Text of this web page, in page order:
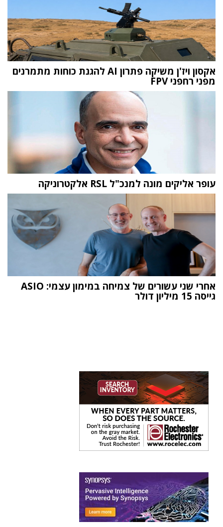
אקסון ויז'ן משיקה פתרון AI להגנת כוחות מתמרנים
מפני רחפני FPV
עופר אליקים מונה למנכ"ל RSL אלקטרוניקה
אחרי שני עשורים של צמיחה במימון עצמי: ASIO
גייסה 15 מיליון דולר